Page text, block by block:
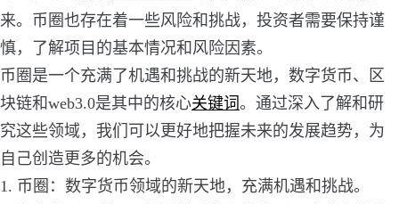
来。币圈也存在着一些风险和挑战，投资者需要保持谨
慎，了解项目的基本情况和风险因素。
币圈是一个充满了机遇和挑战的新天地，数字货币、区
块链和web3.0是其中的核心关键词 。通过深入了解和研
究这些领域，我们可以更好地把握未来的发展趋势，为
自己创造更多的机会。
1. 币圈：数字货币领域的新天地，充满机遇和挑战。